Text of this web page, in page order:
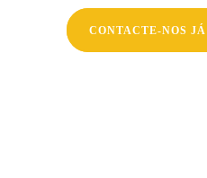
CONTACTE-NOS JÁ